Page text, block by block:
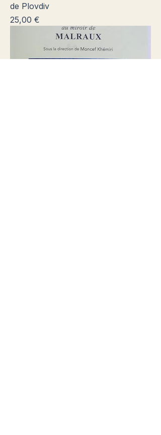
de Plovdiv
Prix
25,00 €